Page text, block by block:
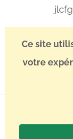
Ce site
votre